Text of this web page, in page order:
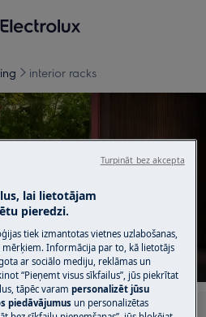
interior racks
racks
lai lietotājam
pieredzi.
tiek izmantotas vietnes uzlabošanas,
Informācija par to, kā lietotājs
ar sociālo mediju, reklāmas un
“Pieņemt visus sīkfailus”, jūs piekrītat
tāpēc varampersonalizēt jūsu
piedāvājumus un personalizētas
Turpināt bez akcepta